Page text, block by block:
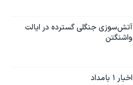
آتش‌سوزی جنگلی گسترده در ایالت
واشنگتن
اخبار ۱ بامداد